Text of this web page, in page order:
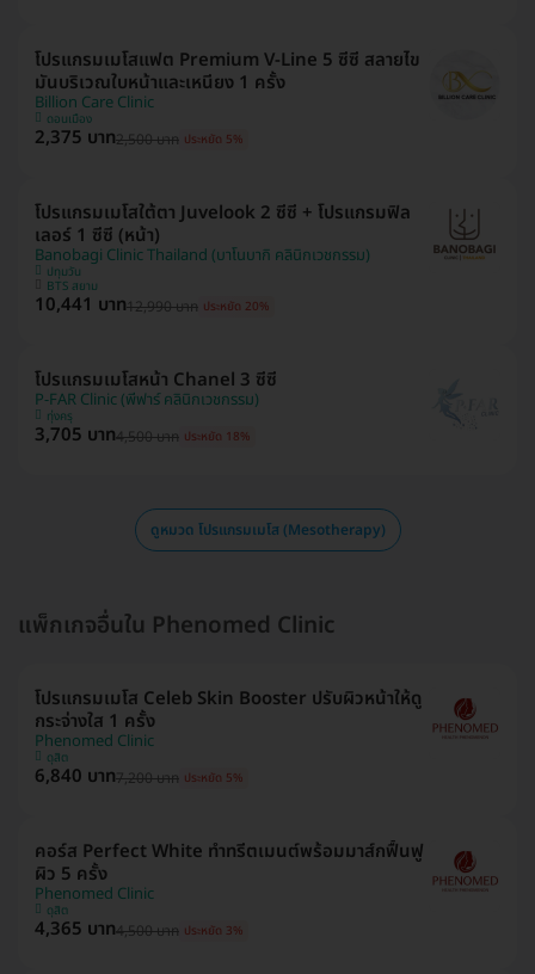
โปรแกรมเมโสแฟต Premium V-Line 5 ซีซี สลายไข
มันบริเวณใบหน้าและเหนียง 1 ครั้ง
Billion Care Clinic
ดอนเมือง
2,375 บาท2,500 บาท ประหยัด 5%
โปรแกรมเมโสใต้ตา Juvelook 2 ซีซี + โปรแกรมฟิล
เลอร์ 1 ซีซี (หน้า)
Banobagi Clinic Thailand (บาโนบากิ คลินิกเวชกรรม)
ปทุมวัน
BTS สยาม
10,441 บาท12,990 บาท ประหยัด 20%
โปรแกรมเมโสหน้า Chanel 3 ซีซี
P-FAR Clinic (พีฟาร์ คลินิกเวชกรรม)
ทุ่งครุ
3,705 บาท4,500 บาท ประหยัด 18%
ดูหมวด โปรแกรมเมโส (Mesotherapy)
แพ็กเกจอื่นใน Phenomed Clinic
โปรแกรมเมโส Celeb Skin Booster ปรับผิวหน้าให้ดู
กระจ่างใส 1 ครั้ง
Phenomed Clinic
ดุสิต
6,840 บาท7,200 บาท ประหยัด 5%
คอร์ส Perfect White ทำทรีตเมนต์พร้อมมาส์กฟื้นฟู
ผิว 5 ครั้ง
Phenomed Clinic
ดุสิต
4,365 บาท4,500 บาท ประหยัด 3%